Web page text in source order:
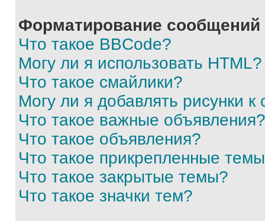
Форматирование
Что такое BBCode?
Могу ли я использовать HTML?
Что такое смайлики?
Могу ли я добавлять рисунки
Что такое важные объявления?
Что такое объявления?
Что такое прикрепленные
Что такое закрытые темы?
Что такое значки тем?